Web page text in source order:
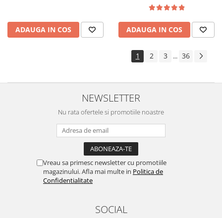
ADAUGA IN COS ADAUGA IN COS
1 2 3 ... 36
NEWSLETTER
Nu rata ofertele si promotiile noastre
Vreau sa primesc newsletter cu promotiile
magazinului. Afla mai multe in Politica de
Confidentialitate
SOCIAL